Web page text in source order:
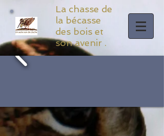
La chasse de
la bécasse
des bois et
son avenir .